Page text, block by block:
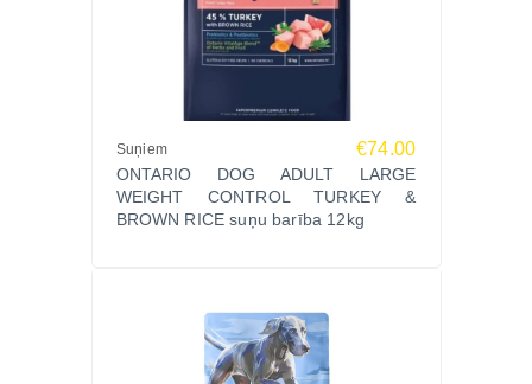
Suņiem €74.00
ONTARIO DOG ADULT LARGE
WEIGHT CONTROL TURKEY &
BROWN RICE suņu barība 12kg